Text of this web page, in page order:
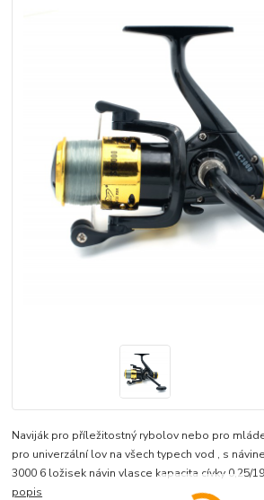
Naviják pro příležitostný rybolov nebo pro
pro univerzální lov na všech typech vod , s
3000 6 ložisek návin vlasce kapacita cívky 0,25/
popis